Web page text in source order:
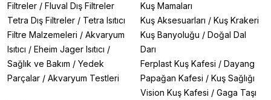
Filtreler / Fluval Dış Filtreler
Tetra Dış Filtreler / Tetra Isıtıcı
Filtre Malzemeleri / Akvaryum
Isıtıcı / Eheim Jager Isıtıcı /
Sağlık ve Bakım / Yedek
Parçalar / Akvaryum Testleri
Kuş Mamaları
Kuş Aksesuarları / Kuş Krakeri
Kuş Banyoluğu / Doğal Dal
Darı
Ferplast Kuş Kafesi / Dayang
Papağan Kafesi / Kuş Sağlığı
Vision Kuş Kafesi / Gaga Taşı